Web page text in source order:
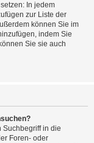
In jedem
zur Liste der
können Sie im
indem Sie
Sie sie auch
Suchbegriff in die
Foren- oder